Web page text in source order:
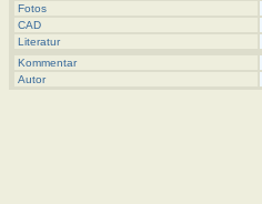
Fotos
CAD
Literatur
Kommentar
Autor